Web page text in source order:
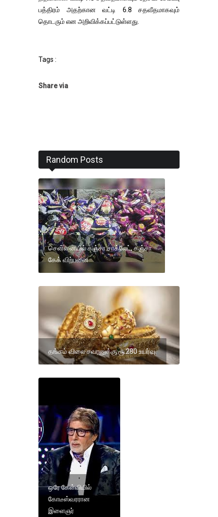
பத்திரம் அதற்கான வட்டி 6.8 சதவீதமாகவும்
தொடரும் என அறிவிக்கப்பட்டுள்ளது.
Tags :
Share via
Random Posts
சென்னையில் கஞ்சா சாக்லேட், கஞ்சா
கேக் விற்பனை
தங்கம் விலை சவரனுக்கு ரூ.280 உயர்வு.
ஒரே கேள்வியில்
கோடீஸ்வரரான
இளைஞர்